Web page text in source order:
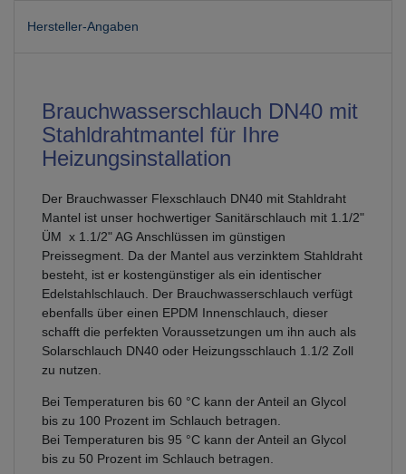
Hersteller-Angaben
Brauchwasserschlauch DN40 mit
Stahldrahtmantel für Ihre
Heizungsinstallation
Der Brauchwasser Flexschlauch DN40 mit Stahldraht
Mantel ist unser hochwertiger Sanitärschlauch mit 1.1/2"
ÜM x 1.1/2" AG Anschlüssen im günstigen
Preissegment. Da der Mantel aus verzinktem Stahldraht
besteht, ist er kostengünstiger als ein identischer
Edelstahlschlauch. Der Brauchwasserschlauch verfügt
ebenfalls über einen EPDM Innenschlauch, dieser
schafft die perfekten Voraussetzungen um ihn auch als
Solarschlauch DN40 oder Heizungsschlauch 1.1/2 Zoll
zu nutzen.
Bei Temperaturen bis 60 °C kann der Anteil an Glycol
bis zu 100 Prozent im Schlauch betragen.
Bei Temperaturen bis 95 °C kann der Anteil an Glycol
bis zu 50 Prozent im Schlauch betragen.